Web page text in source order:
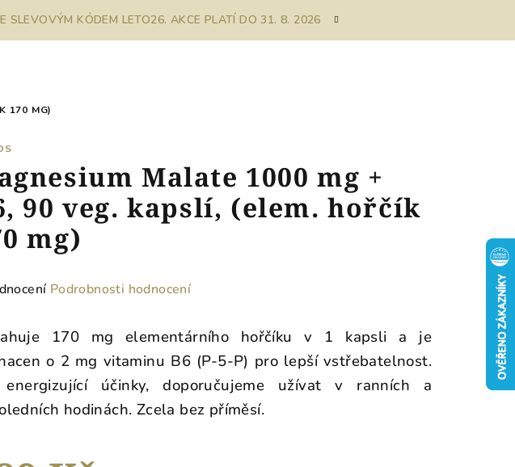
SLEVOVÝM KÓDEM LETO26. AKCE PLATÍ DO 31. 8. 2026
170 MG)
Malate 1000 mg +
90 veg. kapslí, (elem. hořčík
mg)
Podrobnosti hodnocení
170 mg elementárního hořčíku v 1 kapsli a je
o 2 mg vitaminu B6 (P-5-P) pro lepší vstřebatelnost.
účinky, doporučujeme užívat v ranních a
hodinách. Zcela bez příměsí.